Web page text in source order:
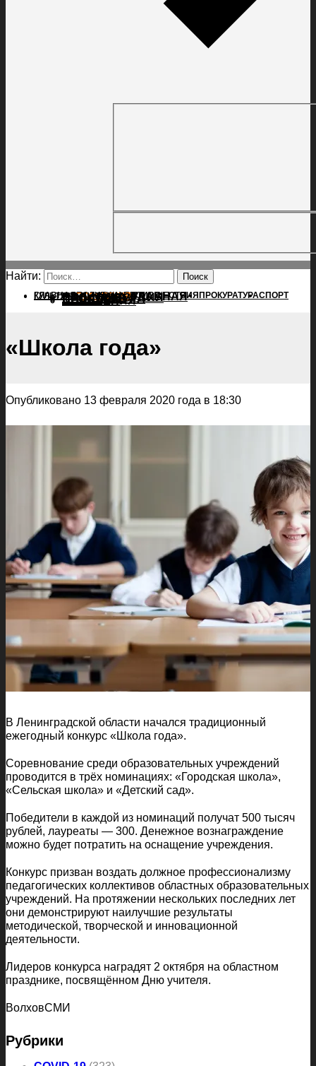
Найти:
ГЛАВНАЯПОЛИТИКАПРОИСШЕСТВИЯ ПРОКУРАТУРАСПОРТ
КУЛЬТУРАПОСЕЛЕНИЯГЛАВНАЯ
ПОЛИТИКА
ПРОИСШЕСТВИЯ
ПРОКУРАТУРА
СПОРТ
КУЛЬТУРА
ПОСЕЛЕНИЯ
«Школа года»
Опубликовано 13 февраля 2020 года в 18:30
В Ленинградской области начался традиционный
ежегодный конкурс «Школа года».
Соревнование среди образовательных учреждений
проводится в трёх номинациях: «Городская школа»,
«Сельская школа» и «Детский сад».
Победители в каждой из номинаций получат 500 тысяч
рублей, лауреаты — 300. Денежное вознаграждение
можно будет потратить на оснащение учреждения.
Конкурс призван воздать должное профессионализму
педагогических коллективов областных образовательных
учреждений. На протяжении нескольких последних лет
они демонстрируют наилучшие результаты
методической, творческой и инновационной
деятельности.
Лидеров конкурса наградят 2 октября на областном
празднике, посвящённом Дню учителя.
ВолховСМИ
Рубрики